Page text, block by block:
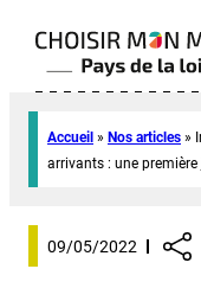
Accueil » Nos articles »
arrivants : une
09/05/2022